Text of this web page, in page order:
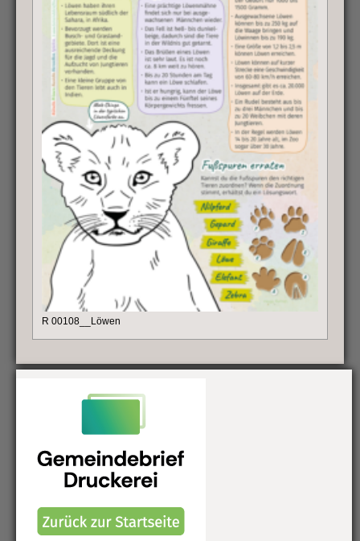
R 00108__Löwen